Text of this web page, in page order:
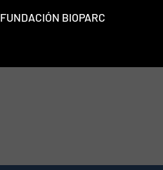
FUNDACIÓN BIOPARC